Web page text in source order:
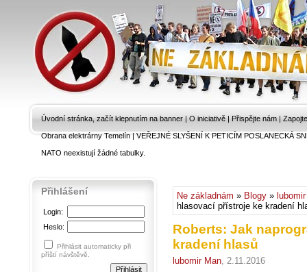
Úvodní stránka, začít klepnutím na banner | O iniciativě | Přispějte nám |
Obrana elektrárny Temelín|VEŘEJNÉ SLYŠENÍ K PETICÍM POSLANECKÁ
NATO neexistují žádné tabulky.
Ne základnám » Blogy »
hlasovací přístroje ke kradení
Roberts: Jak
kradení hlasů
lubomir Man, 2.11.2016
Přihlášení
Login:
Heslo:
Přihlásit automaticky při
příští návštěvě.